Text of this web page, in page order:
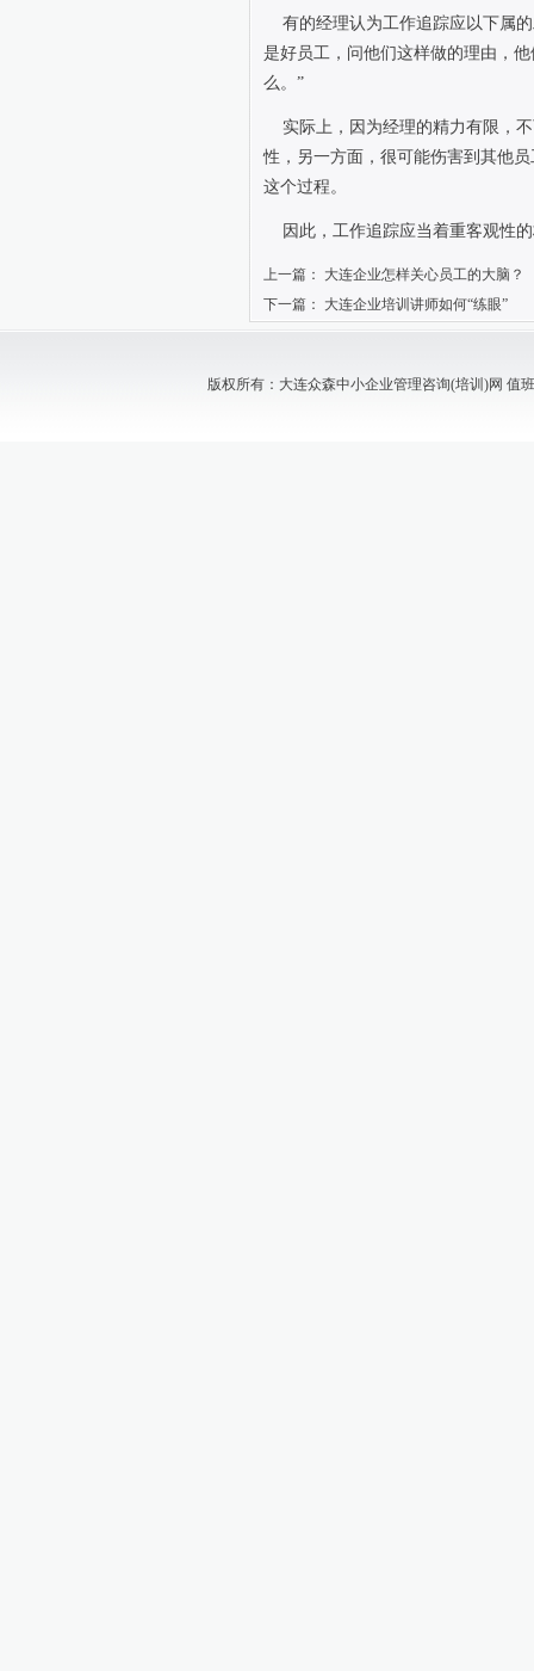
有的经理认为工作追踪应以下属
是好员工，问他们这样做的理由，他
么。 ”
实际上，因为经理的精力有限，
性，另一方面，很可能伤害到其他
这个过程。
因此，工作追踪应当着重客观性
上一篇：
大连企业怎样关心员工的大脑？
下一篇：
大连企业培训讲师如何“练眼”
版权所有：大连众森中小企业管理咨询(培训)网 值